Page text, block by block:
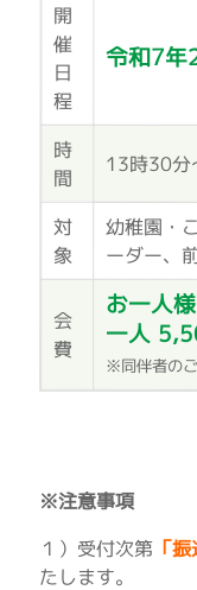
開
催
日
程
令和7年
時
間
13時30
対
象
幼稚園・
ーダー、
会
費
お一人
一人
※同伴者の
※注意事項
１）受付次第 「
たします。